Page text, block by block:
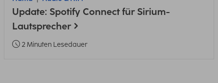
Update: Spotify Connect für Sirium-
Lautsprecher
2 Minuten Lesedauer